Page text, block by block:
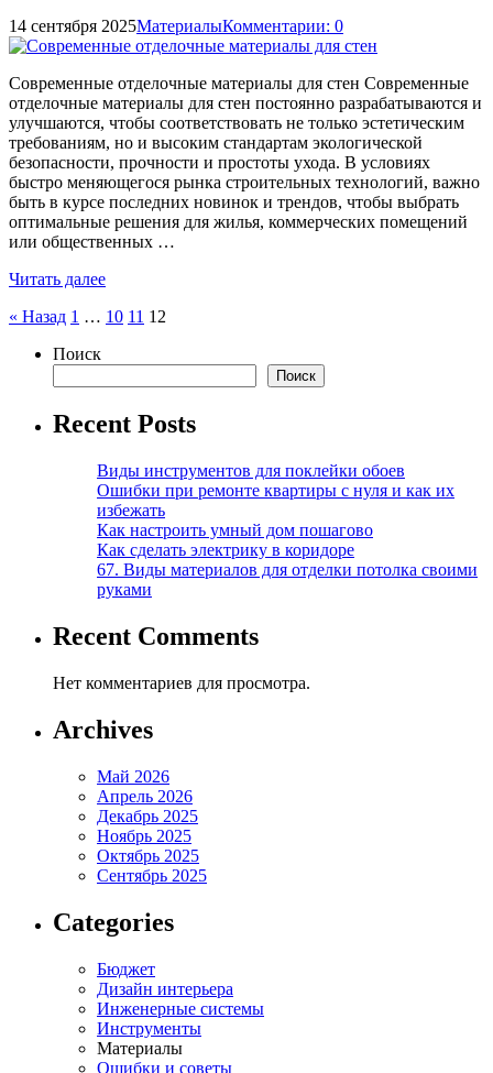
14 сентября 2025МатериалыКомментарии: 0
Современные отделочные материалы для стен Современные
отделочные материалы для стен постоянно разрабатываются и
улучшаются, чтобы соответствовать не только эстетическим
требованиям, но и высоким стандартам экологической
безопасности, прочности и простоты ухода. В условиях
быстро меняющегося рынка строительных технологий, важно
быть в курсе последних новинок и трендов, чтобы выбрать
оптимальные решения для жилья, коммерческих помещений
или общественных …
Читать далее
Пагинация
записей
« Назад 1 … 10 11 12
Поиск
Поиск
Recent Posts
Виды инструментов для поклейки обоев
Ошибки при ремонте квартиры с нуля и как их
избежать
Как настроить умный дом пошагово
Как сделать электрику в коридоре
67. Виды материалов для отделки потолка своими
руками
Recent Comments
Нет комментариев для просмотра.
Archives
Май 2026
Апрель 2026
Декабрь 2025
Ноябрь 2025
Октябрь 2025
Сентябрь 2025
Categories
Бюджет
Дизайн интерьера
Инженерные системы
Инструменты
Материалы
Ошибки и советы